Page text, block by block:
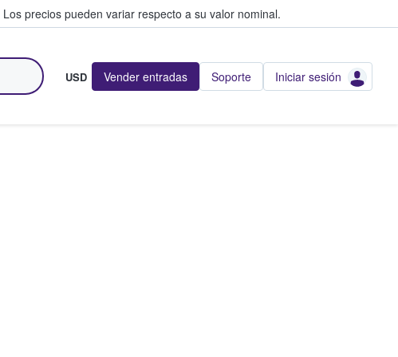
Los precios pueden variar respecto a su valor nominal.
USD Vender entradas Soporte Iniciar sesión